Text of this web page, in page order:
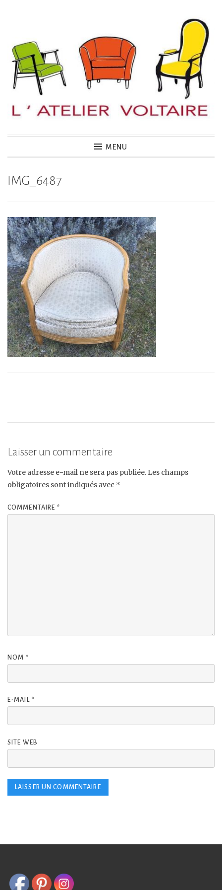
contenu
principal
MENU
IMG_6487
Laisser un commentaire
Votre adresse e-mail ne sera pas publiée. Les champs
obligatoires sont indiqués avec *
COMMENTAIRE *
NOM *
E-MAIL *
SITE WEB